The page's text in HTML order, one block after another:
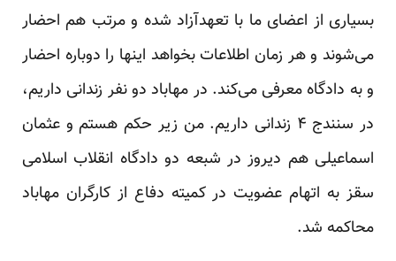
بسیاری از اعضای ما با تعهدآزاد شده و مرتب هم احضار
می‌شوند و هر زمان اطلاعات بخواهد اینها را دوباره احضار
و به دادگاه معرفی می‌کند. در مهاباد دو نفر زندانی داریم،
در سنندج ۴ زندانی داریم. من زیر حکم هستم و عثمان
اسماعیلی هم دیروز در شبعه دو دادگاه انقلاب اسلامی
سقز به اتهام عضویت در کمیته دفاع از کارگران مهاباد
محاکمه شد.